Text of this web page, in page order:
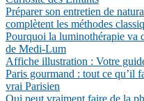
Préparer son entretien de
complètent les méthodes
Pourquoi la luminothérapie va
de Medi-Lum
Affiche illustration : Votre
Paris gourmand : tout ce qu’il
vrai Parisien
Qui peut vraiment faire de la